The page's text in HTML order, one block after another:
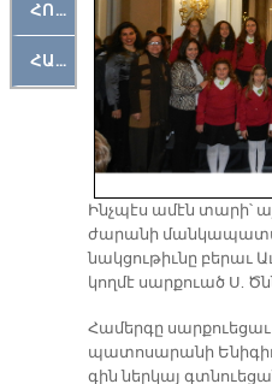
ՀՈԳԵՄՏԱՒՈՐ
ՀԱՐԹԱԿ
Ինչ­պէս ա­մէն տա­րի՝
ժա­րա­նի
նակ­ցու­թիւ­նը բե­րաւ
կող­մէ սար­քուած Ս.
Հա­մեր­գը սար­քուե­ցաւ
պա­տո­սա­րա­նի
գին ներ­կայ